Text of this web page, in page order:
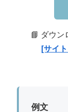
📘 ダウン
[サイ
例文